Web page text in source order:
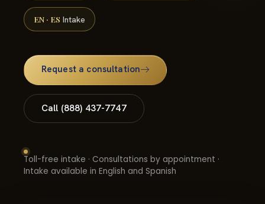
EN · ES Intake
Request a consultation
Call (888) 437-7747
Toll-free intake · Consultations by appointment ·
Intake available in English and Spanish